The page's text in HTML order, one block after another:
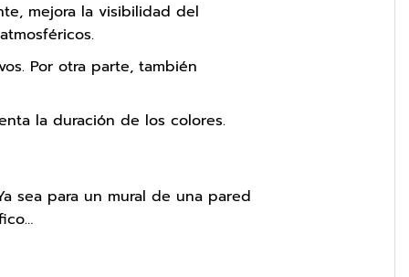
mejora la visibilidad del
Por otra parte, también
la duración de los colores.
sea para un mural de una pared